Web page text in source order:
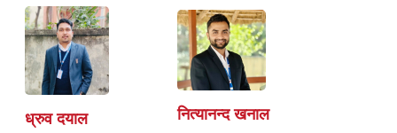
ध्रुव दयाल नित्यानन्द खनाल